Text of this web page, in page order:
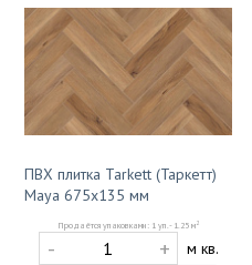
ПВХ плитка Tarkett (Таркетт)
Maya 675x135 мм
Продаётся упаковками: 1 уп. - 1.25 м2
- +
м кв.